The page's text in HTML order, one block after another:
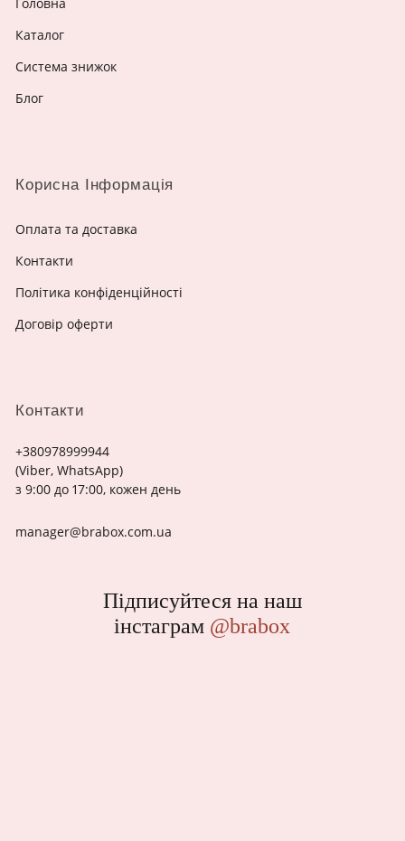
Контакти
+380978999944
(Viber, WhatsApp)
з 9:00 до 17:00, кожен день
manager@brabox.com.ua
Каталог
Система знижок
Блог
Корисна Інформація
Оплата та доставка
Контакти
Політика конфіденційності
Договір оферти
Підписуйтеся на наш
інстаграм @brabox